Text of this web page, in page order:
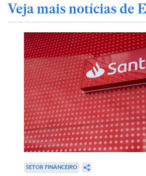
Veja mais notícias de
SETOR FINANCEIRO